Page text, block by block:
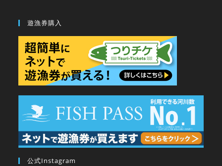
遊漁券購入
公式Instagram